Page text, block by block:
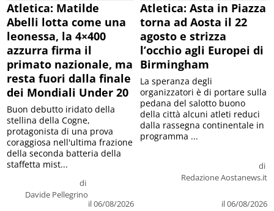
Atletica: Matilde
Abelli lotta come una
leonessa, la 4×400
azzurra firma il
primato nazionale, ma
resta fuori dalla finale
dei Mondiali Under 20
di
Davide Pellegrino
il 06/08/2026
Buon debutto iridato della
stellina della Cogne,
protagonista di una prova
coraggiosa nell'ultima frazione
della seconda batteria della
staffetta mist...
Atletica: Asta in Piazza
torna ad Aosta il 22
agosto e strizza
l’occhio agli Europei di
Birmingham
di
Redazione Aostanews.it
il 06/08/2026
La speranza degli
organizzatori è di portare sulla
pedana del salotto buono
della città alcuni atleti reduci
dalla rassegna continentale in
programma ...